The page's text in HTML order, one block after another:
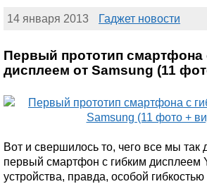
14 января 2013 Гаджет новости
Первый прототип смартфона
дисплеем от Samsung (11
Вот и свершилось то, чего все мы так
первый смартфон с гибким дисплеем
устройства, правда, особой гибкостью